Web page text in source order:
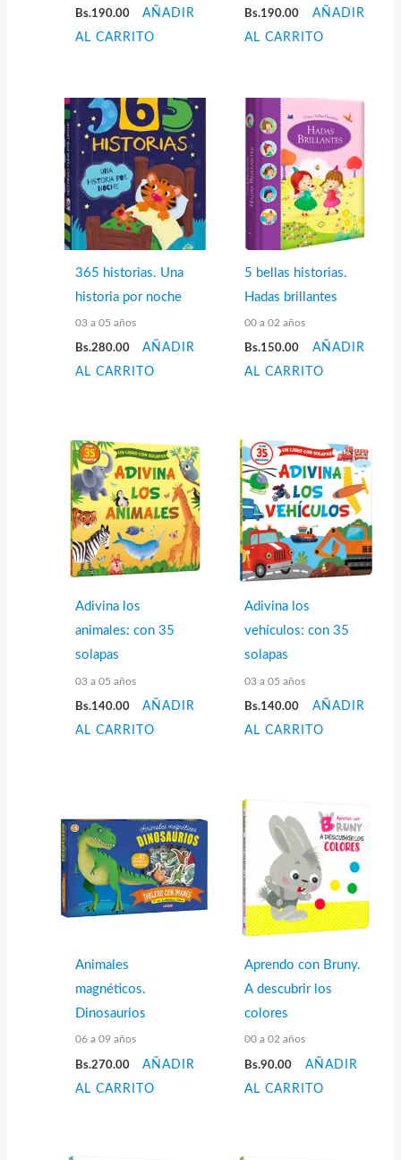
Bs.190.00
AÑADIR
AL CARRITO
Bs.190.00
AÑADIR
AL CARRITO
365 historias. Una
historia por noche
03 a 05 años
Bs.280.00
AÑADIR
AL CARRITO
5 bellas historias.
Hadas brillantes
00 a 02 años
Bs.150.00
AÑADIR
AL CARRITO
Adivina los
animales: con 35
solapas
03 a 05 años
Bs.140.00
AÑADIR
AL CARRITO
Adivina los
vehículos: con 35
solapas
03 a 05 años
Bs.140.00
AÑADIR
AL CARRITO
Animales
magnéticos.
Dinosaurios
06 a 09 años
Bs.270.00
AÑADIR
AL CARRITO
Aprendo con Bruny.
A descubrir los
colores
00 a 02 años
Bs.90.00
AÑADIR
AL CARRITO